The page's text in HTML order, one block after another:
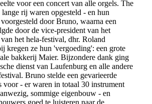
voor een concert van alle orgels. The
rij waren opgesteld - en hun
door Bruno, waarna een
door de vice-president van het
het hela-festival, dhr. Roland
kregen ze hun 'vergoeding': een grote
bakkerij Maier. Bijzondere dank ging
dienst van Laufenburg en alle andere
Bruno stelde een gevarieerde
voor - er waren in totaal 30 instrument
sommige eigenbouw - en
goed te luisteren naar de